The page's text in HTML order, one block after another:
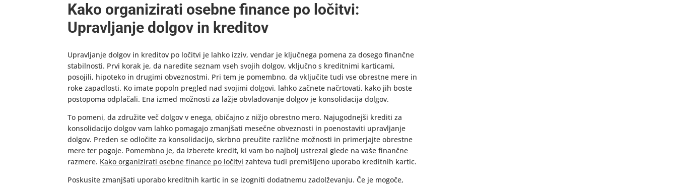
Kako organizirati osebne finance po ločitvi:
Upravljanje dolgov in kreditov
Upravljanje dolgov in kreditov po ločitvi je lahko izziv, vendar je ključnega pomena za dosego finančne
stabilnosti. Prvi korak je, da naredite seznam vseh svojih dolgov, vključno s kreditnimi karticami,
posojili, hipoteko in drugimi obveznostmi. Pri tem je pomembno, da vključite tudi vse obrestne mere in
roke zapadlosti. Ko imate popoln pregled nad svojimi dolgovi, lahko začnete načrtovati, kako jih boste
postopoma odplačali. Ena izmed možnosti za lažje obvladovanje dolgov je konsolidacija dolgov.
To pomeni, da združite več dolgov v enega, običajno z nižjo obrestno mero. Najugodnejši krediti za
konsolidacijo dolgov vam lahko pomagajo zmanjšati mesečne obveznosti in poenostaviti upravljanje
dolgov. Preden se odločite za konsolidacijo, skrbno preučite različne možnosti in primerjajte obrestne
mere ter pogoje. Pomembno je, da izberete kredit, ki vam bo najbolj ustrezal glede na vaše finančne
razmere. Kako organizirati osebne finance po ločitvi zahteva tudi premišljeno uporabo kreditnih kartic.
Poskusite zmanjšati uporabo kreditnih kartic in se izogniti dodatnemu zadolževanju. Če je mogoče,